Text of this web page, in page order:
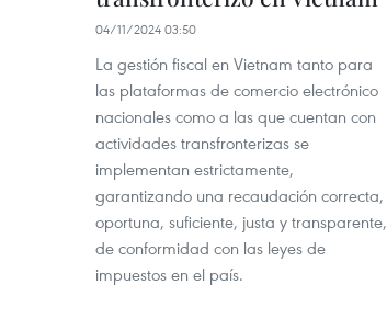
04/11/2024 03:50
La gestión fiscal en Vietnam tanto para
las plataformas de comercio electrónico
nacionales como a las que cuentan con
actividades transfronterizas se
implementan estrictamente,
garantizando una recaudación correcta,
oportuna, suficiente, justa y transparente,
de conformidad con las leyes de
impuestos en el país.